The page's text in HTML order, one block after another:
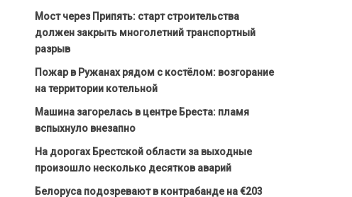
Мост через Припять: старт строительства
должен закрыть многолетний транспортный
разрыв
Пожар в Ружанах рядом с костёлом: возгорание
на территории котельной
Машина загорелась в центре Бреста: пламя
вспыхнуло внезапно
На дорогах Брестской области за выходные
произошло несколько десятков аварий
Белоруса подозревают в контрабанде на €203